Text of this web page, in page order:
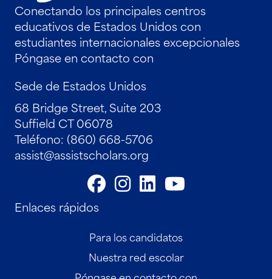
Conectando los principales centros
educativos de Estados Unidos con
estudiantes internacionales excepcionales
Póngase en contacto con
Sede de Estados Unidos
68 Bridge Street, Suite 203
Suffield CT 06078
Teléfono: (860) 668-5706
assist@assistscholars.org
Enlaces rápidos
Para los candidatos
Nuestra red escolar